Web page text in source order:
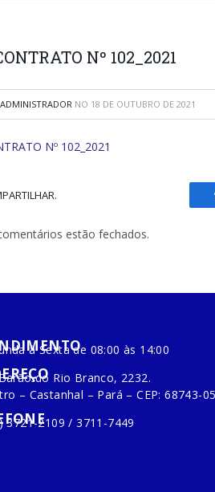
Nº 102_2021
ADMINISTRADOR NO 18 DE OUTUBRO DE 2021
Nº 102_2021
estão fechados.
à Sexta de 08:00 às 14:00
do Rio Branco, 2232.
– Castanhal – Pará – CEP: 68743-
3721-2109 / 3711-7449